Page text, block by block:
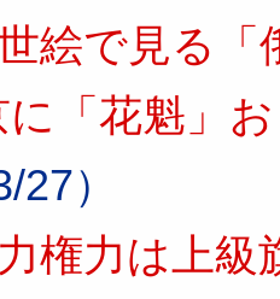
絵で見る「
に「花魁」
27）
権力は上級